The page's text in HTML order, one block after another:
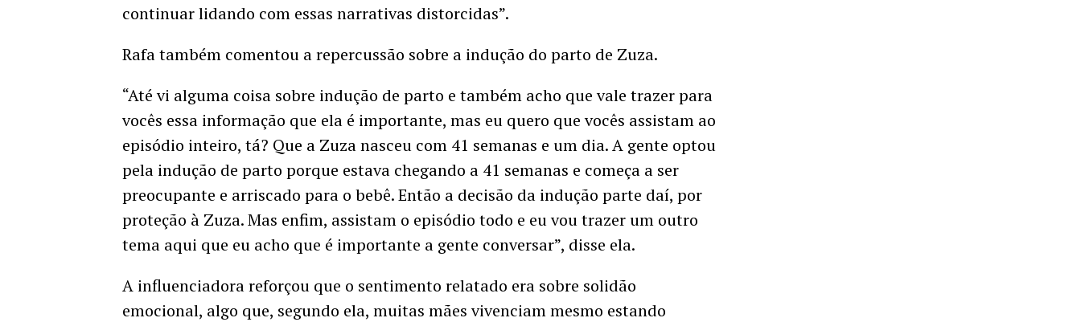
continuar lidando com essas narrativas distorcidas”.
Rafa também comentou a repercussão sobre a indução do parto de Zuza.
“Até vi alguma coisa sobre indução de parto e também acho que vale trazer para
vocês essa informação que ela é importante, mas eu quero que vocês assistam ao
episódio inteiro, tá? Que a Zuza nasceu com 41 semanas e um dia. A gente optou
pela indução de parto porque estava chegando a 41 semanas e começa a ser
preocupante e arriscado para o bebê. Então a decisão da indução parte daí, por
proteção à Zuza. Mas enfim, assistam o episódio todo e eu vou trazer um outro
tema aqui que eu acho que é importante a gente conversar”, disse ela.
A influenciadora reforçou que o sentimento relatado era sobre solidão
emocional, algo que, segundo ela, muitas mães vivenciam mesmo estando